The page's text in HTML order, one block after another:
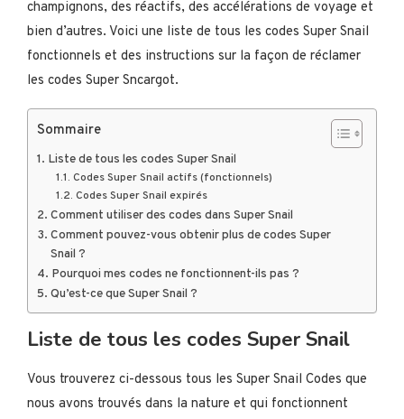
champignons, des réactifs, des accélérations de voyage et
bien d’autres. Voici une liste de tous les codes Super Snail
fonctionnels et des instructions sur la façon de réclamer
les codes Super Sncargot.
Sommaire
Liste de tous les codes Super Snail
Codes Super Snail actifs (fonctionnels)
Codes Super Snail expirés
Comment utiliser des codes dans Super Snail
Comment pouvez-vous obtenir plus de codes Super
Snail ?
Pourquoi mes codes ne fonctionnent-ils pas ?
Qu’est-ce que Super Snail ?
Liste de tous les codes Super Snail
Vous trouverez ci-dessous tous les Super Snail Codes que
nous avons trouvés dans la nature et qui fonctionnent